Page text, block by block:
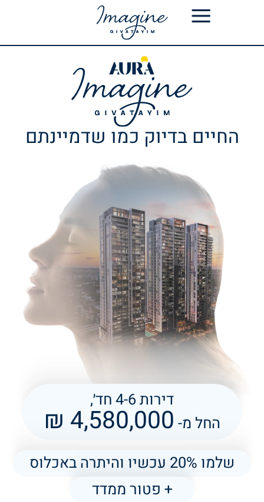
החיים בדיוק כמו שדמיינתם
דירות 4-6 חד׳,
החל מ- 4,580,000 ₪
שלמו 20% עכשיו והיתרה באכלוס
+ פטור ממדד